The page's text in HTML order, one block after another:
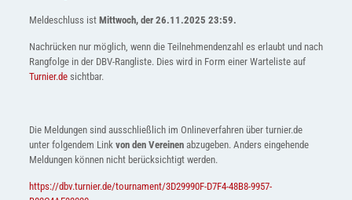
Meldeschluss ist Mittwoch, der 26.11.2025 23:59.
Nachrücken nur möglich, wenn die Teilnehmendenzahl es erlaubt und nach
Rangfolge in der DBV-Rangliste. Dies wird in Form einer Warteliste auf
Turnier.desichtbar.
Die Meldungen sind ausschließlich im Onlineverfahren über turnier.de
unter folgendem Link von den Vereinenabzugeben. Anders eingehende
Meldungen können nicht berücksichtigt werden.
https://dbv.turnier.de/tournament/3D29990F-D7F4-48B8-9957-